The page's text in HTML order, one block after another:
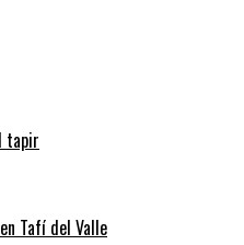
tapir
Tafí del Valle